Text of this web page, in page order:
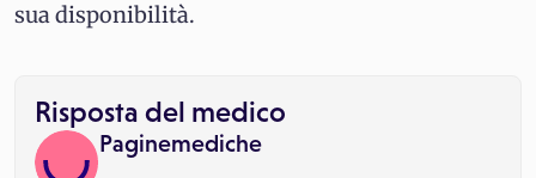
sua disponibilità.
Risposta del medico
Paginemediche